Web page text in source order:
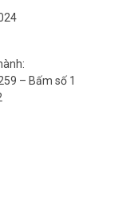
chiều với chất lượng
số 2.4GHz
mềm EZVIZ – quá
sử dụng
hoàn hảo dành cho
360 độ, cùng chức
– Bấm số 1